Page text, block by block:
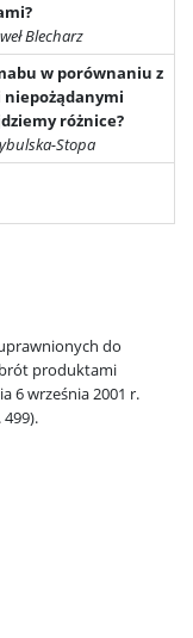
Blecharz
w porównaniu z
niepożądanymi
różnice?
Stopa
do
produktami
6 września 2001 r.